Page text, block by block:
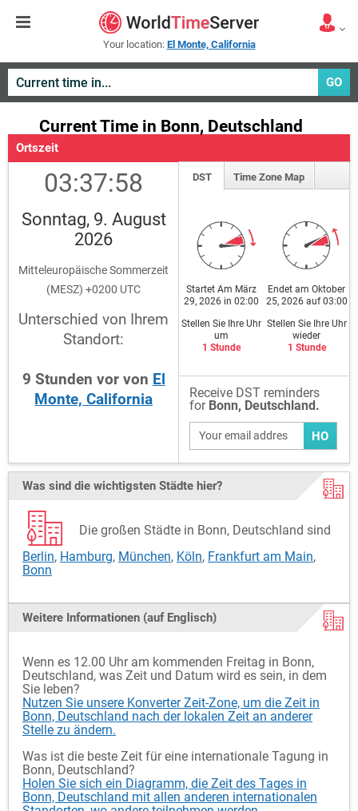
Your location: El Monte, California
GO
Current Time in Bonn, Deutschland
Ortszeit
03:37:58
Sonntag, 9. August
2026
Mitteleuropäische Sommerzeit
(MESZ) +0200 UTC
Unterschied von Ihrem
Standort:
9 Stunden vor von El
Monte, California
DST Time Zone Map
Startet Am März
29, 2026 in 02:00
Stellen Sie Ihre Uhr
um
1 Stunde
Endet am Oktober
25, 2026 auf 03:00
Stellen Sie Ihre Uhr
wieder
1 Stunde
Receive DST reminders
for Bonn, Deutschland.
HO
Was sind die wichtigsten Städte hier?
Die großen Städte in Bonn, Deutschland sind
Berlin, Hamburg, München, Köln, Frankfurt am Main,
Bonn
Weitere Informationen (auf Englisch)
Wenn es 12.00 Uhr am kommenden Freitag in Bonn,
Deutschland, was Zeit und Datum wird es sein, in dem
Sie leben?
Nutzen Sie unsere Konverter Zeit-Zone, um die Zeit in
Bonn, Deutschland nach der lokalen Zeit an anderer
Stelle zu ändern.
Was ist die beste Zeit für eine internationale Tagung in
Bonn, Deutschland?
Holen Sie sich ein Diagramm, die Zeit des Tages in
Bonn, Deutschland mit allen anderen internationalen